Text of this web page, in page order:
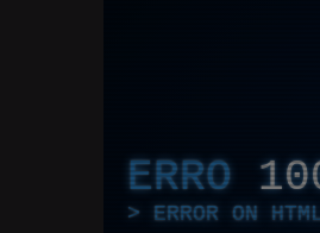
ERRO
ERROR ON